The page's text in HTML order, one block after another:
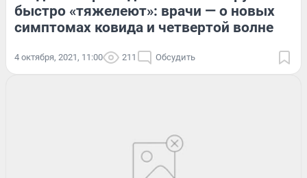
быстро «тяжелеют»: врачи — о новых
симптомах ковида и четвертой волне
4 октября, 2021, 11:00 211 Обсудить